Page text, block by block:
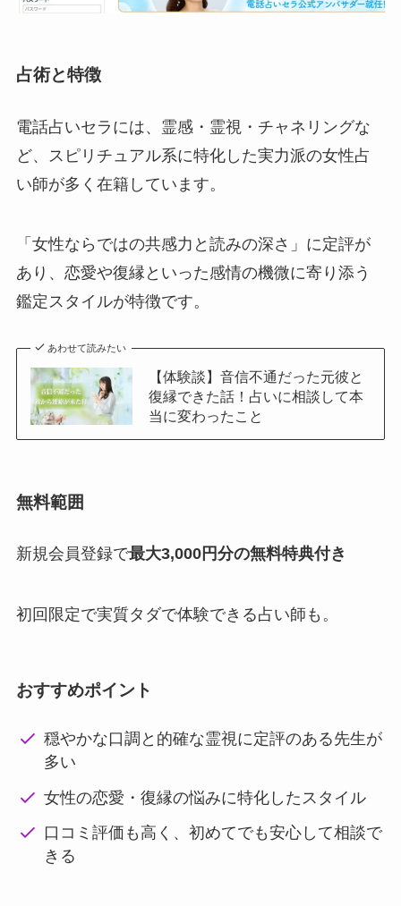
占術と特徴
電話占いセラには、霊感・霊視・チャネリングな
ど、スピリチュアル系に特化した実力派の女性占
い師が多く在籍しています。
「女性ならではの共感力と読みの深さ」に定評が
あり、恋愛や復縁といった感情の機微に寄り添う
鑑定スタイルが特徴です。
あわせて読みたい
【体験談】音信不通だった元彼と
復縁できた話！占いに相談して本
当に変わったこと
無料範囲
新規会員登録で最大3,000円分の無料特典付き
初回限定で実質タダで体験できる占い師も。
おすすめポイント
穏やかな口調と的確な霊視に定評のある先生が
多い
女性の恋愛・復縁の悩みに特化したスタイル
口コミ評価も高く、初めてでも安心して相談で
きる